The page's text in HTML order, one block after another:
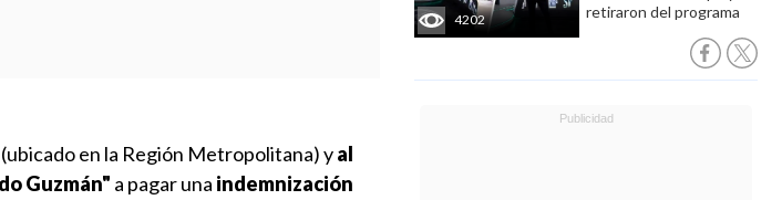
4202
retiraron del programa
(ubicado en la Región Metropolitana) yal
Guzmán" a pagar una indemnización